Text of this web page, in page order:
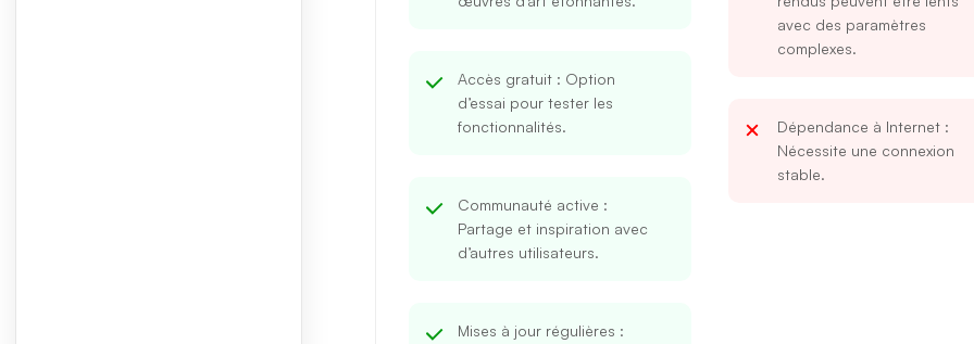
Accès gratuit: Option
d’essai pour tester les
fonctionnalités.
Communauté active :
Partage et inspiration avec
d’autres utilisateurs.
Mises à jour régulières :
avec des paramètres
complexes.
Dépendance à Internet:
Nécessite une connexion
stable.